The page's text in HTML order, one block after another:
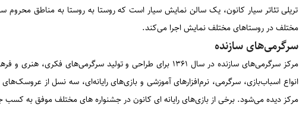
تریلی تئاتر سیار کانون، یک سالن نمایش سیار است که روستا به روستا به مناطق محروم
مختلف در روستاهای مختلف نمایش اجرا می‌کند.
سرگرمی‌های سازنده
مرکز سرگرمی‌های سازنده در سال ۱۳۶۱ برای طراحی و تولید‌
انواع اسباب‌بازی، سرگرمی، نرم‌افزارهای آموزشی و بازی‌های رایانه‌ای، سه نسل از
مرکز دیده می‌شود. برخی از بازی‌های رایانه ای کانون در جشنواره های مختلف موفق به کسب